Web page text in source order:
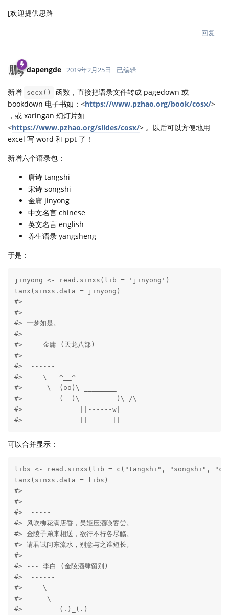
[欢迎提供思路
回复
dapengde 2019年2月25日 已编辑
新增 secx()
函数，直接把语录文件转成 pagedown 或
bookdown 电子书如：<https://www.pzhao.org/book/cosx/>
，或 xaringan 幻灯片如
<https://www.pzhao.org/slides/cosx/> 。以后可以方便地用
excel 写 word 和 ppt 了！
新增六个语录包：
唐诗 tangshi
宋诗 songshi
金庸 jinyong
中文名言 chinese
英文名言 english
养生语录 yangsheng
于是：
jinyong <- read.sinxs(lib = 'jinyong')
tanx(sinxs.data = jinyong)
#>
#>  -----
#> 一梦如是。
#>
#> --- 金庸 (天龙八部)
#>  ------
#>  ------
#>     \   ^__^
#>      \  (oo)\ ________
#>         (__)\         )\ /\
#>              ||------w|
#>              ||      ||
可以合并显示：
libs <- read.sinxs(lib = c("tangshi", "songshi",
tanx(sinxs.data = libs)
#>
#>
#>  -----
#> 风吹柳花满店香，吴姬压酒唤客尝。
#> 金陵子弟来相送，欲行不行各尽觞。
#> 请君试问东流水，别意与之谁短长。
#>
#> --- 李白 (金陵酒肆留别)
#>  ------
#>     \
#>      \
#>         (.)_(.)